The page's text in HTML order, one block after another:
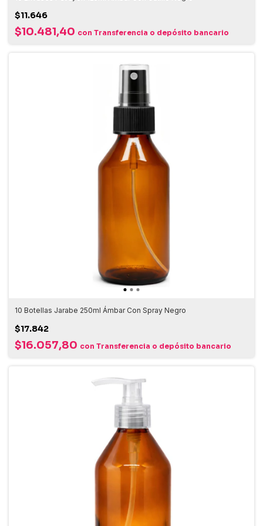
$11.646
$10.481,40 con Transferencia o depósito bancario
10 Botellas Jarabe 250ml Ámbar Con Spray Negro
$17.842
$16.057,80 con Transferencia o depósito bancario